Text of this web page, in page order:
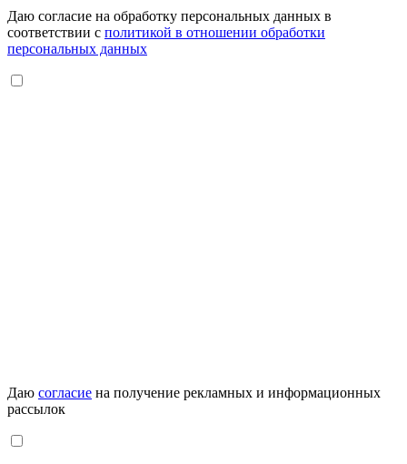
Даю согласие на обработку персональных данных в
соответствии с политикой в отношении обработки
персональных данных
Даю согласие на получение рекламных и информационных
рассылок